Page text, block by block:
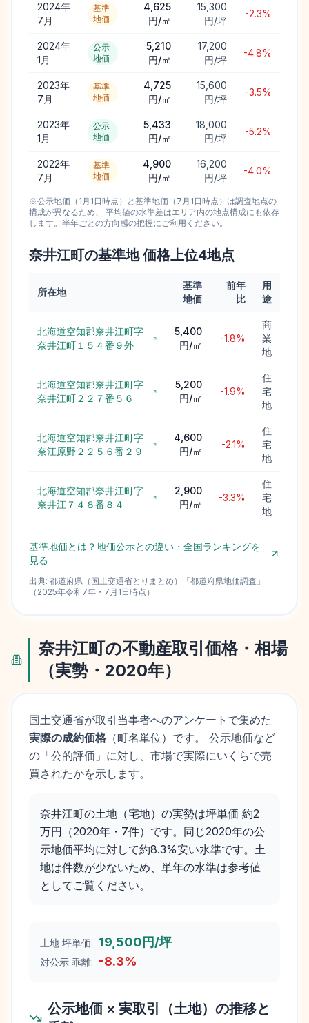
2024年
7月
基準
地価
4,625
円/㎡
15,300
円/坪
-2.3%
2024年
1月
公示
地価
5,210
円/㎡
17,200
円/坪
-4.8%
2023年
7月
基準
地価
4,725
円/㎡
15,600
円/坪
-3.5%
2023年
1月
公示
地価
5,433
円/㎡
18,000
円/坪
-5.2%
2022年
7月
基準
地価
4,900
円/㎡
16,200
円/坪
-4.0%
※公示地価（1月1日時点）と基準地価（7月1日時点）は調査地点の
構成が異なるため、 平均値の水準差はエリア内の地点構成にも依存
します。半年ごとの方向感の把握にご利用ください。
奈井江町の基準地 価格上位4地点
所在地
基準
地価
前年
比
用
途
北海道空知郡奈井江町字
奈井江町１５４番９外
5,400
円/㎡
-1.8%
商
業
地
北海道空知郡奈井江町字
奈井江町２２７番５６
5,200
円/㎡
-1.9%
住
宅
地
北海道空知郡奈井江町字
奈江原野２２５６番２９
4,600
円/㎡
-2.1%
住
宅
地
北海道空知郡奈井江町字
奈井江７４８番８４
2,900
円/㎡
-3.3%
住
宅
地
基準地価とは？地価公示との違い・全国ランキングを
見る
出典: 都道府県（国土交通省とりまとめ） 「都道府県地価調査 」
（ 2025年令和7年 ・ 7月1日時点）
奈井江町の不動産取引価格・相場
（実勢・ 2020年）
国土交通省が取引当事者へのアンケートで集めた
実際の成約価格 （町名単位）です。 公示地価など
の「公的評価」に対し、市場で実際にいくらで売
買されたかを示します。
奈井江町の土地（宅地）の実勢は坪単価 約2
万円（2020年・7件）です。同じ2020年の公
示地価平均に対して約8.3%安い水準です。土
地は件数が少ないため、単年の水準は参考値
としてご覧ください。
土地 坪単価: 19,500円/坪
対公示 乖離: -8.3%
公示地価 × 実取引（土地）の推移と